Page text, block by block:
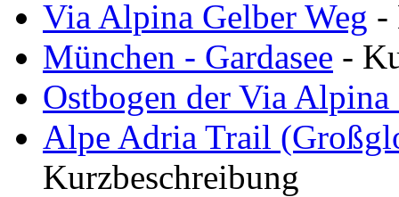
Via Alpina Gelber Weg -
München - Gardasee -
Ostbogen der Via Alpina
Alpe Adria Trail
Kurzbeschreibung